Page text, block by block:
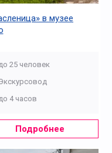
в музее
25 человек
4 часов
Подробнее